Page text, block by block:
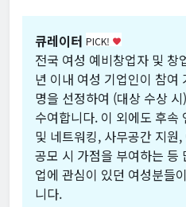
큐레이터 PICK! favorite
전국 여성 예비창업자 및 창
년 이내 여성 기업인이 참
명을 선정하여 (대상 수상
수여합니다. 이 외에도 후속
및 네트워킹, 사무공간 지원
공모 시 가점을 부여하는 등
업에 관심이 있던 여성분들
니다.